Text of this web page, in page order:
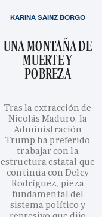
UNA MONTAÑA DE
MUERTE Y
POBREZA
Tras la extracción de
Nicolás Maduro, la
Administración
Trump ha preferido
trabajar con la
estructura estatal que
continúa con Delcy
Rodríguez, pieza
fundamental del
sistema político y
KARINA SAINZ BORGO